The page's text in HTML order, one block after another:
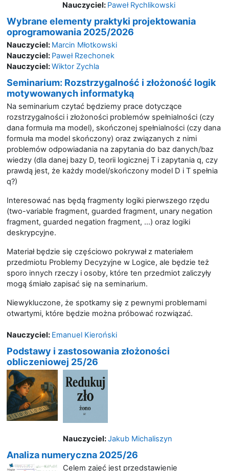
Nauczyciel: Paweł Rychlikowski
Wybrane elementy praktyki projektowania
oprogramowania 2025/2026
Nauczyciel: Marcin Młotkowski
Nauczyciel: Paweł Rzechonek
Nauczyciel:Wiktor Zychla
Seminarium: Rozstrzygalność i złożoność logik
motywowanych informatyką
Na seminarium czytać będziemy prace dotyczące
rozstrzygalności i złożoności problemów spełnialności (czy
dana formuła ma model), skończonej spełnialności (czy dana
formuła ma model skończony) oraz związanych z nimi
problemów odpowiadania na zapytania do baz danych/baz
wiedzy (dla danej bazy D, teorii logicznej T i zapytania q, czy
prawdą jest, że każdy model/skończony model D i T spełnia
q?)
Interesować nas będą fragmenty logiki pierwszego rzędu
(two-variable fragment, guarded fragment, unary negation
fragment, guarded negation fragment, …) oraz logiki
deskrypcyjne.
Materiał będzie się częściowo pokrywał z materiałem
przedmiotu Problemy Decyzyjne w Logice, ale będzie też
sporo innych rzeczy i osoby, które ten przedmiot zaliczyły
mogą śmiało zapisać się na seminarium.
Niewykluczone, że spotkamy się z pewnymi problemami
otwartymi, które będzie można próbować rozwiązać.
Nauczyciel: Emanuel Kieroński
Podstawy i zastosowania złożoności
obliczeniowej 25/26
Nauczyciel:Jakub Michaliszyn
Analiza numeryczna 2025/26
Celem zajęć jest przedstawienie